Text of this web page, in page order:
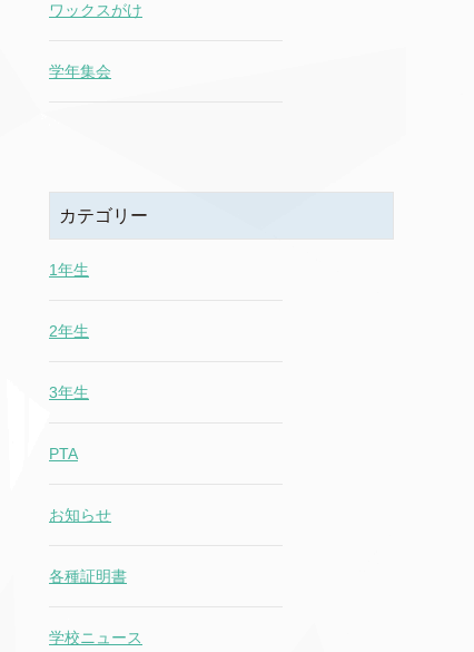
ワックスがけ
学年集会
カテゴリー
1年生
2年生
3年生
PTA
お知らせ
各種証明書
学校ニュース